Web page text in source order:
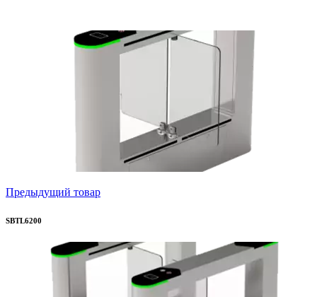
Предыдущий товар
SBTL6200